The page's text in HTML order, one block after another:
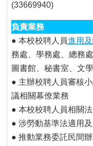
(33669940)
● 本校校聘人員進用
務處、學務處、總務
圖書館、秘書室、文
● 主辦校聘人員審核
議相關幕僚業務
● 本校校聘人員相關
● 涉勞動基準法適用
● 推動業務委託民間